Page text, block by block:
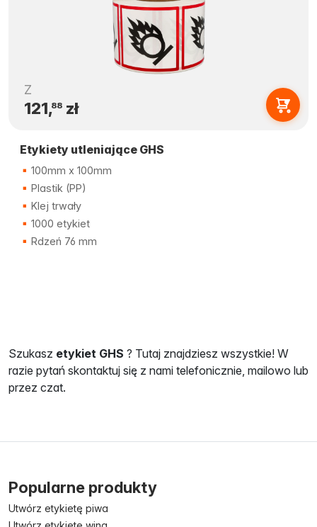
Z
121,88zł
Etykiety utleniające GHS
100mm x 100mm
Plastik (PP)
Klej trwały
1000 etykiet
Rdzeń 76 mm
Szukasz etykiet GHS ? Tutaj znajdziesz wszystkie! W
razie pytań skontaktuj się z nami telefonicznie, mailowo lub
przez czat.
Popularne produkty
Utwórz etykietę piwa